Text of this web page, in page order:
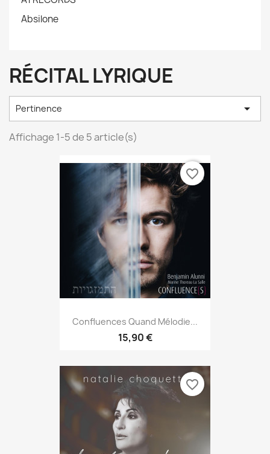
Absilone
RÉCITAL LYRIQUE
Pertinence 
Affichage 1-5 de 5 article(s)
Confluences Quand Mélodie...
15,90 €
favorite_border
favorite_border